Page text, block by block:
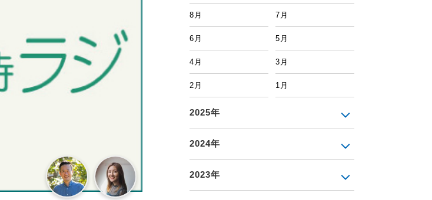
8月 7月
6月 5月
4月 3月
2月 1月
2025年
2024年
2023年